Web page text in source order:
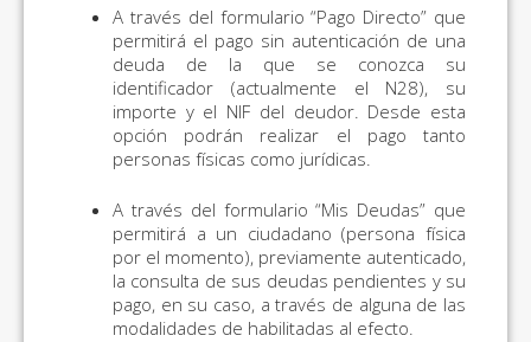
A través del formulario “Pago Directo” que
permitirá el pago sin autenticación de una
deuda de la que se conozca su
identificador (actualmente el N28), su
importe y el NIF del deudor. Desde esta
opción podrán realizar el pago tanto
personas físicas como jurídicas.
A través del formulario “Mis Deudas” que
permitirá a un ciudadano (persona física
por el momento), previamente autenticado,
la consulta de sus deudas pendientes y su
pago, en su caso, a través de alguna de las
modalidades de habilitadas al efecto.